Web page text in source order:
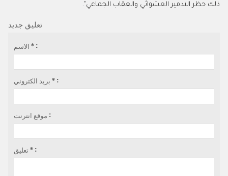
ذلك حظر التدمير العشوائي والعقاب الجماعي".
تعليق جديد
الاسم * :
بريد الكتروني * :
موقع انترنت :
تعليق * :